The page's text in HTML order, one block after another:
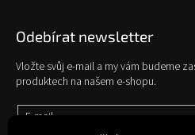
Odebírat newsletter
Vložte svůj e-mail a my vám budeme
produktech na našem e-shopu.
E-mail